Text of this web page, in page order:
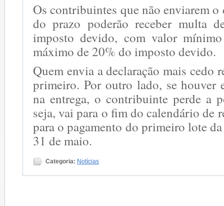
Os contribuintes que não enviarem
do prazo poderão receber multa
imposto devido, com valor
máximo de 20% do imposto devido.
Quem envia a declaração mais cedo
primeiro. Por outro lado, se houver
na entrega, o contribuinte perde a
seja, vai para o fim do calendário de
para o pagamento do primeiro lote
31 de maio.
Categoria: Notícias